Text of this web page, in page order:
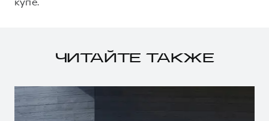
ЧИТАЙТЕ ТАКЖЕ